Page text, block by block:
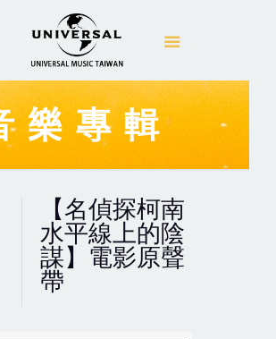
樂專輯
【名偵探柯南
水平線上的陰
謀】電影原聲
帶